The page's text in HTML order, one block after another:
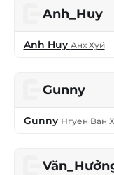
Anh_Huy
Anh Huy Анх Хуй
Gunny
Gunny Нгуен Ван